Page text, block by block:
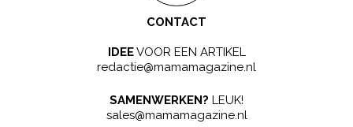
CONTACT
IDEEVOOR EEN ARTIKEL
redactie@mamamagazine.nl
SAMENWERKEN? LEUK!
sales@mamamagazine.nl